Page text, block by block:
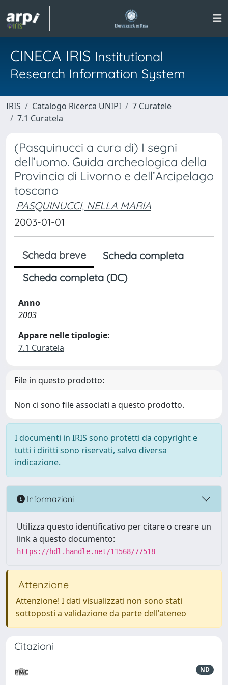
CINECA IRIS Institutional
Research Information System
IRIS Catalogo Ricerca UNIPI
7 Curatele
7.1 Curatela
(Pasquinucci a cura di) I segni
dell’uomo. Guida archeologica della
Provincia di Livorno e dell’Arcipelago
toscano
PASQUINUCCI, NELLA MARIA
2003-01-01
Scheda breve
Scheda completa
Scheda completa (DC)
Anno
2003
Appare nelle tipologie:
7.1 Curatela
File in questo prodotto:
Non ci sono file associati a questo prodotto.
I documenti in IRIS sono protetti da copyright e
tutti i diritti sono riservati, salvo diversa
indicazione.
Informazioni
Utilizza questo identificativo per citare o creare un
link a questo documento:
https://hdl.handle.net/11568/77518
Attenzione
Attenzione! I dati visualizzati non sono stati
sottoposti a validazione da parte dell'ateneo
Citazioni
ND